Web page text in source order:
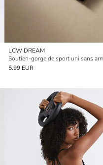
LCW DREAM
5.99 EUR